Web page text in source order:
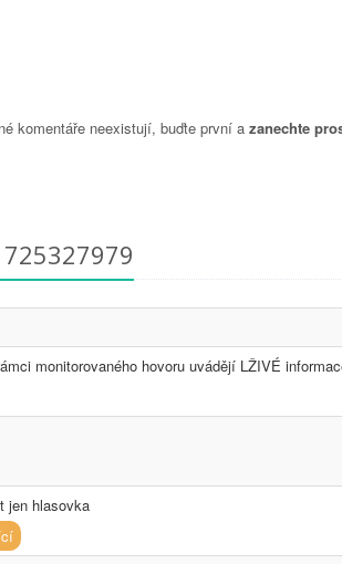
komentáře neexistují, buďte první a zanechte
monitorovaného hovoru uvádějí LŽIVÉ
jen hlasovka